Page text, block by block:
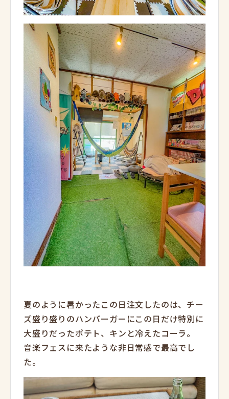
夏のように暑かったこの日注文したのは、チー
ズ盛り盛りのハンバーガーにこの日だけ特別に
大盛りだったポテト、キンと冷えたコーラ。
音楽フェスに来たような非日常感で最高でし
た。